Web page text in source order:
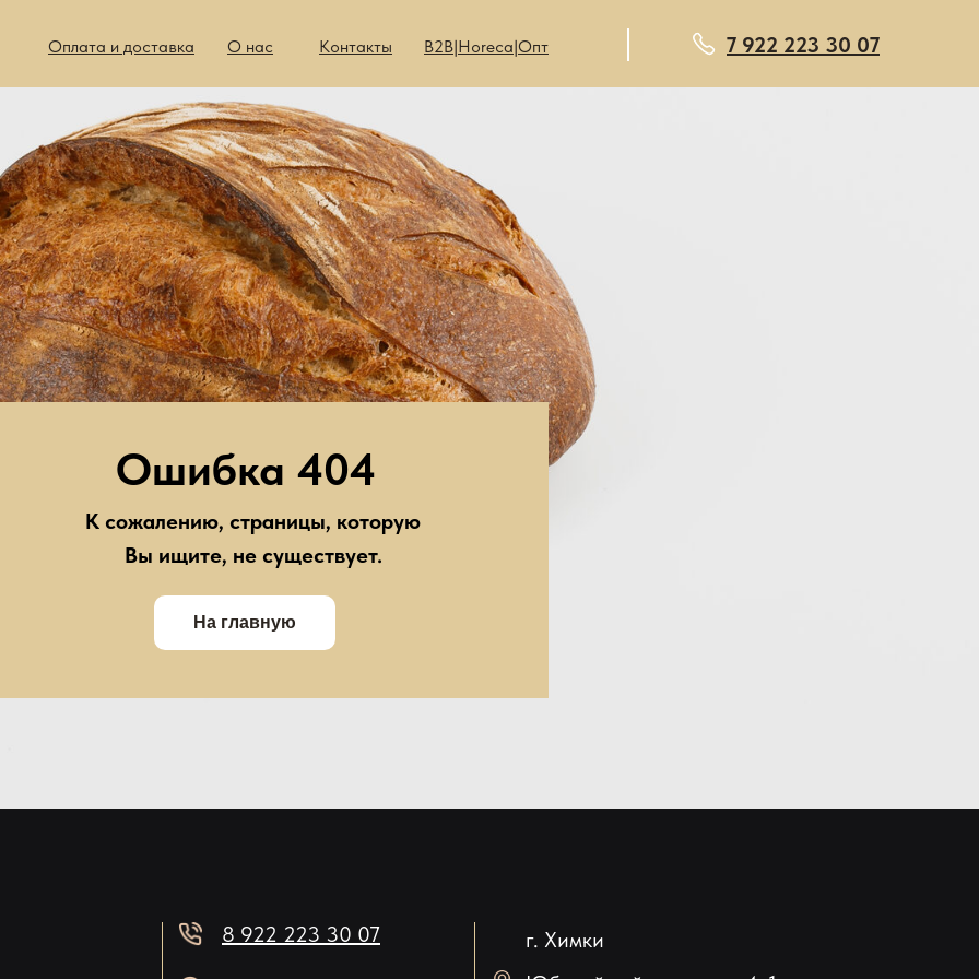
7 922 223 30 07
Оплата и доставка О нас Контакты B2B|Horeca|Опт
=
Ошибка 404
К сожалению, страницы, которую
Вы ищите, не существует.
На главную
8 922 223 30 07
г. Химки